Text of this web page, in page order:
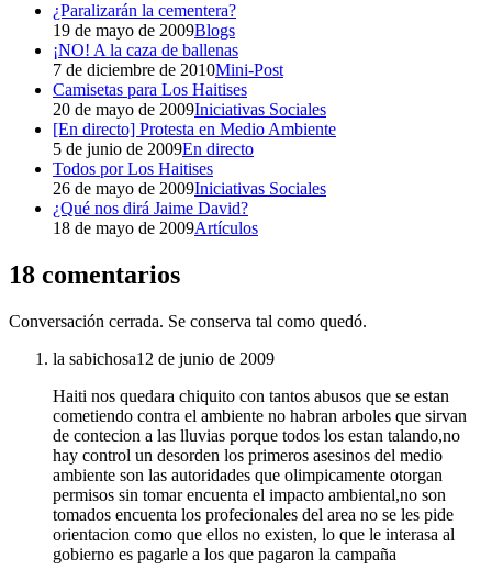
¿Paralizarán la cementera?
19 de mayo de 2009Blogs
¡NO! A la caza de ballenas
7 de diciembre de 2010Mini-Post
Camisetas para Los Haitises
20 de mayo de 2009Iniciativas Sociales
[En directo] Protesta en Medio Ambiente
5 de junio de 2009En directo
Todos por Los Haitises
26 de mayo de 2009Iniciativas Sociales
¿Qué nos dirá Jaime David?
18 de mayo de 2009Artículos
18 comentarios
Conversación cerrada. Se conserva tal como quedó.
la sabichosa12 de junio de 2009
Haiti nos quedara chiquito con tantos abusos que se estan
cometiendo contra el ambiente no habran arboles que sirvan
de contecion a las lluvias porque todos los estan talando,no
hay control un desorden los primeros asesinos del medio
ambiente son las autoridades que olimpicamente otorgan
permisos sin tomar encuenta el impacto ambiental,no son
tomados encuenta los profecionales del area no se les pide
orientacion como que ellos no existen, lo que le interasa al
gobierno es pagarle a los que pagaron la campaña